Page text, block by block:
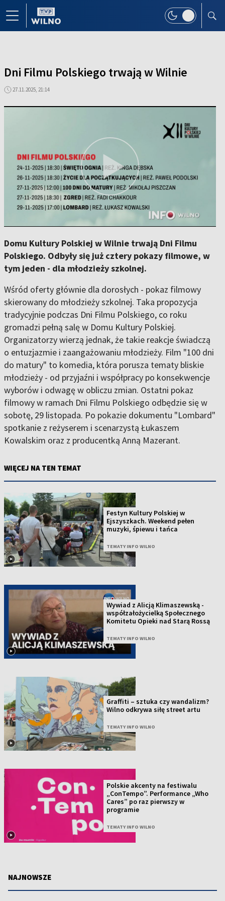
Dni Filmu Polskiego trwają w Wilnie
27.11.2025, 21:14
Domu Kultury Polskiej w Wilnie trwają Dni Filmu
Polskiego. Odbyły się już cztery pokazy filmowe, w
tym jeden - dla młodzieży szkolnej.
Wśród oferty głównie dla dorosłych - pokaz filmowy
skierowany do młodzieży szkolnej. Taka propozycja
tradycyjnie podczas Dni Filmu Polskiego, co roku
gromadzi pełną salę w Domu Kultury Polskiej.
Organizatorzy wierzą jednak, że takie reakcje świadczą
o entuzjazmie i zaangażowaniu młodzieży. Film "100 dni
do matury" to komedia, która porusza tematy bliskie
młodzieży - od przyjaźni i współpracy po konsekwencje
wyborów i odwagę w obliczu zmian. Ostatni pokaz
filmowy w ramach Dni Filmu Polskiego odbędzie się w
sobotę, 29 listopada. Po pokazie dokumentu "Lombard"
spotkanie z reżyserem i scenarzystą Łukaszem
Kowalskim oraz z producentką Anną Mazerant.
WIĘCEJ NA TEN TEMAT
Festyn Kultury Polskiej w
Ejszyszkach. Weekend pełen
muzyki, śpiewu i tańca
TEMATY INFO WILNO
Wywiad z Alicją Klimaszewską -
współzałożycielką Społecznego
Komitetu Opieki nad Starą Rossą
TEMATY INFO WILNO
Graffiti – sztuka czy wandalizm?
Wilno odkrywa siłę street artu
TEMATY INFO WILNO
Polskie akcenty na festiwalu
„ConTempo”. Performance „Who
Cares” po raz pierwszy w
programie
TEMATY INFO WILNO
NAJNOWSZE